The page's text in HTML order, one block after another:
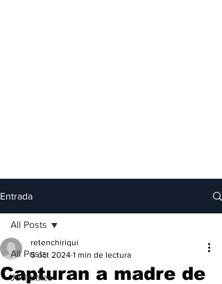
Entrada
All Posts
Judiciales
All Posts
Capturan a madre de
retenchiriqui
5 oct 2024 1 min de lectura